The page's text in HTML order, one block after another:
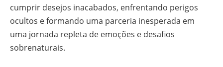
cumprir desejos inacabados, enfrentando perigos
ocultos e formando uma parceria inesperada em
uma jornada repleta de emoções e desafios
sobrenaturais.